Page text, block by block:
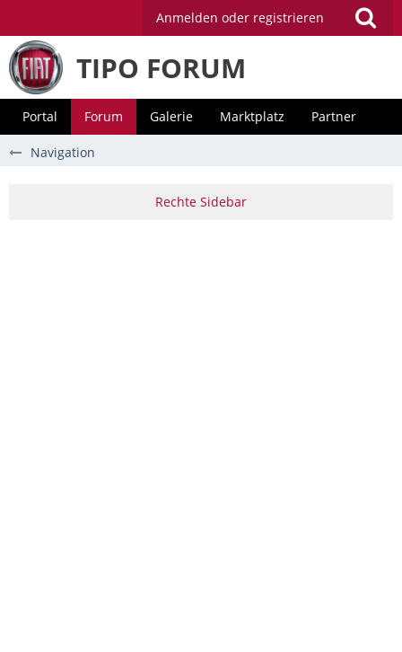
Anmelden oder registrieren
TIPO FORUM
Portal Forum Galerie Marktplatz Partner
Navigation